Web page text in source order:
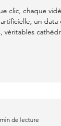
clic, chaque
un data
véritables
de lecture